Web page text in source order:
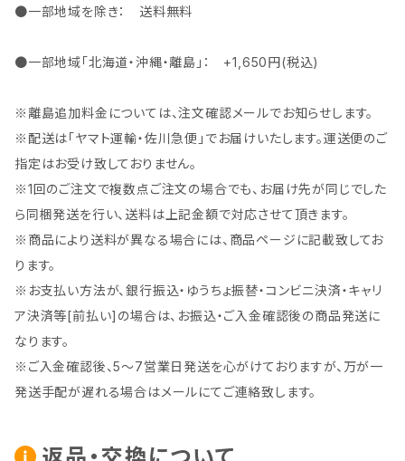
●一部地域を除き： 送料無料
●一部地域「北海道・沖縄・離島」： +1,650円(税込)
※離島追加料金については、注文確認メールでお知らせします。
※配送は「ヤマト運輸・佐川急便」でお届けいたします。運送便のご
指定はお受け致しておりません。
※1回のご注文で複数点ご注文の場合でも、お届け先が同じでした
ら同梱発送を行い、送料は上記金額で対応させて頂きます。
※商品により送料が異なる場合には、商品ページに記載致してお
ります。
※お支払い方法が、銀行振込・ゆうちょ振替・コンビニ決済・キャリ
ア決済等[前払い]の場合は、お振込・ご入金確認後の商品発送に
なります。
※ご入金確認後、5～7営業日発送を心がけておりますが、万が一
発送手配が遅れる場合はメールにてご連絡致します。